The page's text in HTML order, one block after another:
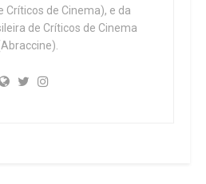
Críticos de Cinema), e da
de Críticos de Cinema